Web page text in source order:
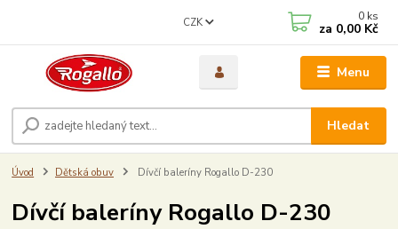
Menu
CZK
Hledat
0 ks
za 0,00 Kč
Úvod Dětská obuv Dívčí baleríny Rogallo D-230
Dívčí baleríny Rogallo D-230